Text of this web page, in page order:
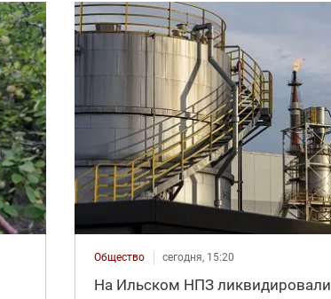
Общество сегодня, 15:20
На Ильском НПЗ ликвидировали